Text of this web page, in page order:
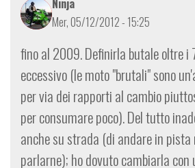
Mer, 05/12/2012 - 15:25
fino al 2009. Definirla butale oltre i
eccessivo (le moto "brutali" sono
per via dei rapporti al cambio
per consumare poco). Del tutto
anche su strada (di andare in pista
parlarne); ho dovuto cambiarla con